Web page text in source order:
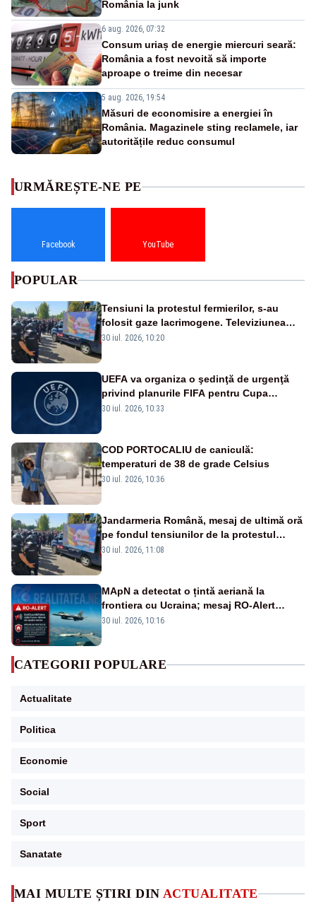
România la junk
6 aug. 2026, 07:32
Consum uriaș de energie miercuri seară:
România a fost nevoită să importe
aproape o treime din necesar
5 aug. 2026, 19:54
Măsuri de economisire a energiei în
România. Magazinele sting reclamele, iar
autoritățile reduc consumul
MAI MULTE ȘTIRI DIN ACTUALITATE
URMĂREȘTE-NE PE
Facebook YouTube
POPULAR
Tensiuni la protestul fermierilor, s-au
folosit gaze lacrimogene. Televiziunea
Poporului face apel la calm – LIVE TEXT
30 iul. 2026, 10:20
UEFA va organiza o şedinţă de urgenţă
privind planurile FIFA pentru Cupa
Mondială
30 iul. 2026, 10:33
COD PORTOCALIU de caniculă:
temperaturi de 38 de grade Celsius
30 iul. 2026, 10:36
Jandarmeria Română, mesaj de ultimă oră
pe fondul tensiunilor de la protestul
masiv al fermierilor - VIDEO
30 iul. 2026, 11:08
MApN a detectat o țintă aeriană la
frontiera cu Ucraina; mesaj RO-Alert
transmis în județul Tulcea
30 iul. 2026, 10:16
CATEGORII POPULARE
Actualitate
Politica
Economie
Social
Sport
Sanatate